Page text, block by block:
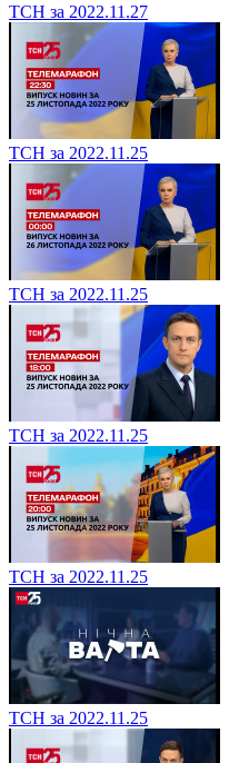
ТСН за 2022.11.27
ТСН за 2022.11.25
ТСН за 2022.11.25
ТСН за 2022.11.25
ТСН за 2022.11.25
ТСН за 2022.11.25